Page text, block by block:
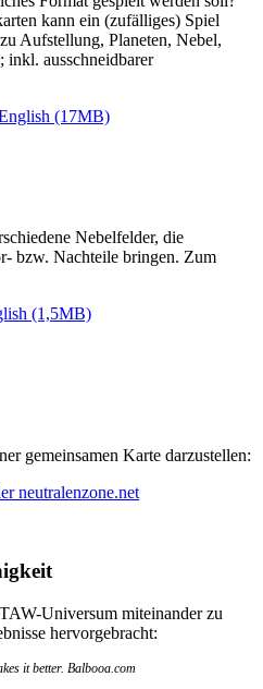
kann ein (zufälliges) Spiel
Aufstellung, Planeten, Nebel,
ausschneidbarer
(17MB)
Nebelfelder, die
bzw. Nachteile bringen. Zum
(1,5MB)
gemeinsamen Karte darzustellen:
neutralenzone.net
Universum miteinander zu
hervorgebracht:
it better. Balbooa.com